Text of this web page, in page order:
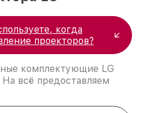
когда
проекторов?
комплектующие LG
всё предоставляем